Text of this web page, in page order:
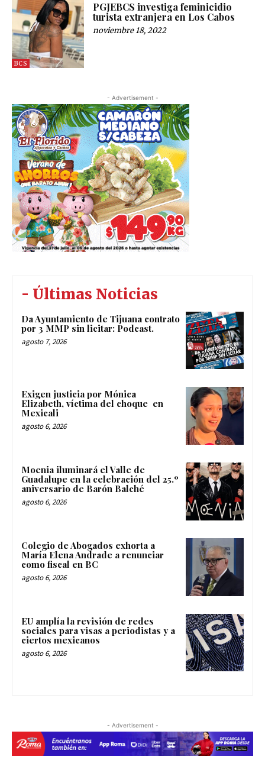
BCS
PGJEBCS investiga feminicidio
turista extranjera en Los Cabos
noviembre 18, 2022
- Advertisement -
- Últimas Noticias
Da Ayuntamiento de Tijuana contrato
por 3 MMP sin licitar: Podcast.
agosto 7, 2026
Exigen justicia por Mónica
Elizabeth, víctima del choque en
Mexicali
agosto 6, 2026
Moenia iluminará el Valle de
Guadalupe en la celebración del 25.º
aniversario de Barón Balché
agosto 6, 2026
Colegio de Abogados exhorta a
María Elena Andrade a renunciar
como fiscal en BC
agosto 6, 2026
EU amplía la revisión de redes
sociales para visas a periodistas y a
ciertos mexicanos
agosto 6, 2026
- Advertisement -